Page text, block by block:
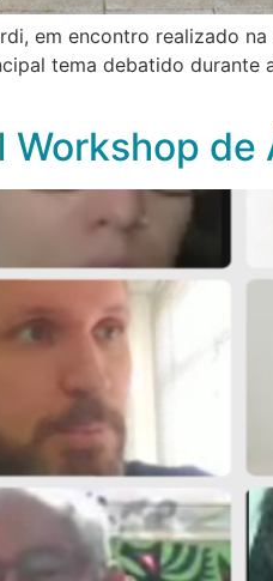
em encontro realizado
tema debatido durante